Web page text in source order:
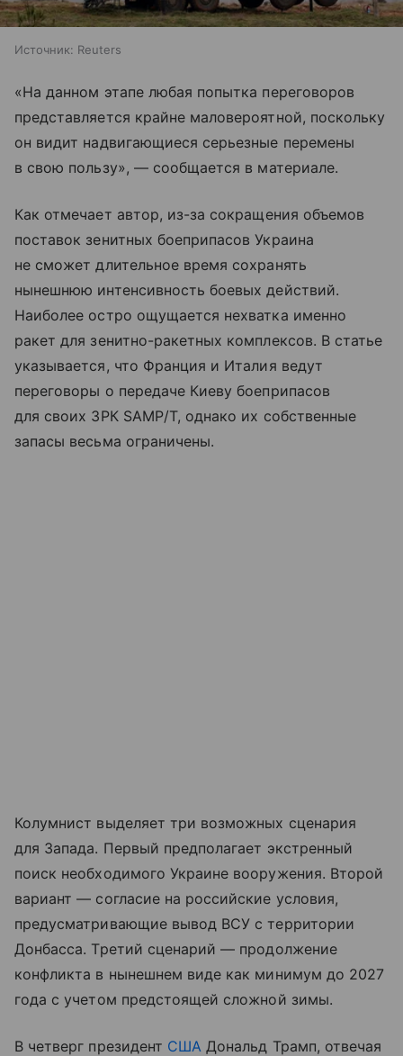
Источник: Reuters
«На данном этапе любая попытка переговоров
представляется крайне маловероятной, поскольку
он видит надвигающиеся серьезные перемены
в свою пользу», — сообщается в материале.
Как отмечает автор, из-за сокращения объемов
поставок зенитных боеприпасов Украина
не сможет длительное время сохранять
нынешнюю интенсивность боевых действий.
Наиболее остро ощущается нехватка именно
ракет для зенитно-ракетных комплексов. В статье
указывается, что Франция и Италия ведут
переговоры о передаче Киеву боеприпасов
для своих ЗРК SAMP/T, однако их собственные
запасы весьма ограничены.
Колумнист выделяет три возможных сценария
для Запада. Первый предполагает экстренный
поиск необходимого Украине вооружения. Второй
вариант — согласие на российские условия,
предусматривающие вывод ВСУ с территории
Донбасса. Третий сценарий — продолжение
конфликта в нынешнем виде как минимум до 2027
года с учетом предстоящей сложной зимы.
В четверг президент США Дональд Трамп, отвечая